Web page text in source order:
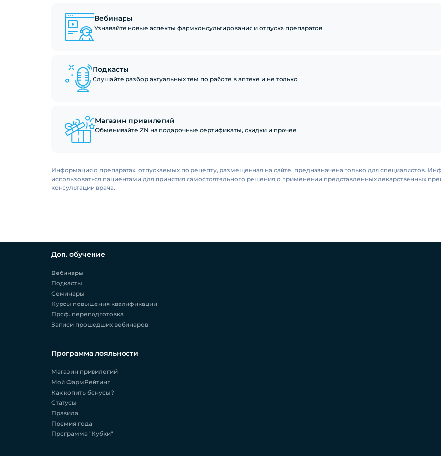
Вебинары
Узнавайте новые аспекты фармконсультирования и отпуска препаратов
Подкасты
Слушайте разбор актуальных тем по работе в аптеке и не только
Магазин привилегий
Обменивайте ZN на подарочные сертификаты, скидки и прочее
Информация о препаратах, отпускаемых по рецепту, размещенная на сайте, предназначена только для специалистов.
использоваться пациентами для принятия самостоятельного решения о применении представленных лекарственных
консультации врача.
Доп. обучение
Вебинары
Подкасты
Семинары
Курсы повышения квалификации
Проф. переподготовка
Записи прошедших вебинаров
Программа лояльности
Магазин привилегий
Мой ФармРейтинг
Как копить бонусы?
Статусы
Правила
Премия года
Программа "Кубки"